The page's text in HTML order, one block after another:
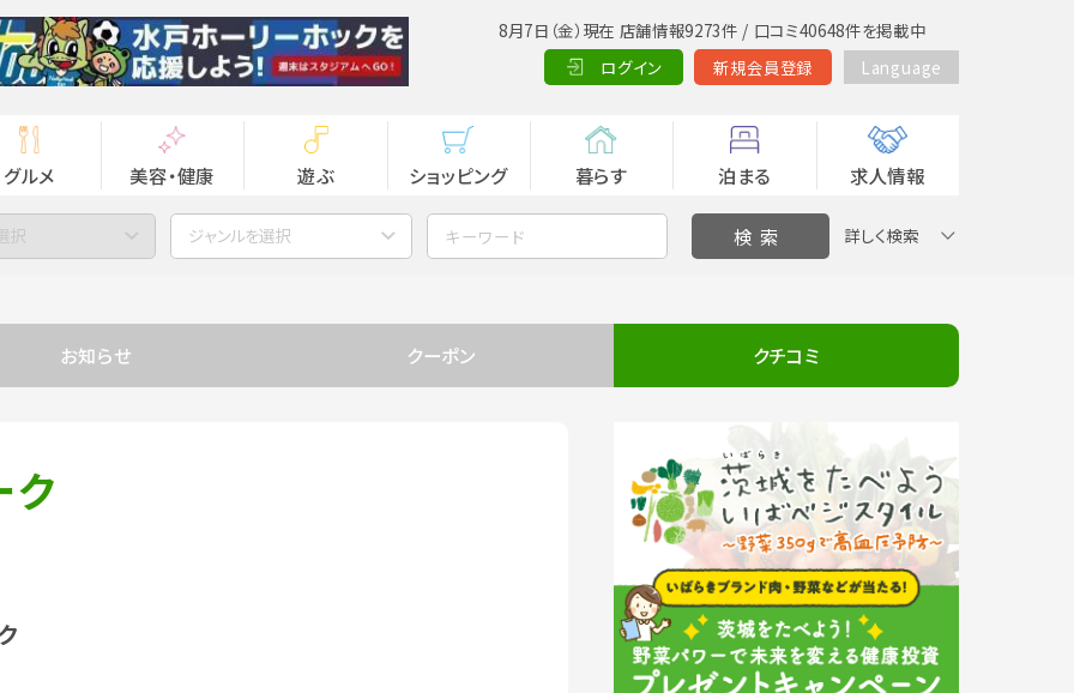
8月7日（金）現在 店舗情報9273件 / 口コミ40648件を掲載中
ログイン
新規会員登録 Language
グルメ 美容・健康 遊ぶ ショッピング 暮らす 泊まる 求人情報
択 ジャンルを選択 詳しく検索
お知らせ クーポン クチコミ
ク